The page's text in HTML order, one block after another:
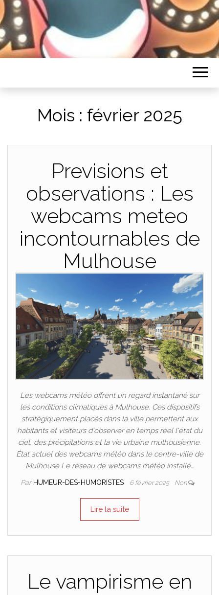
HUMORISTES
Mois : février 2025
Previsions et
observations : Les
webcams meteo
incontournables de
Mulhouse
Les webcams météo offrent un regard instantané sur
les conditions climatiques à Mulhouse. Ces dispositifs
stratégiquement placés dans la ville permettent aux
habitants et visiteurs d'observer en temps réel l'état du
ciel, des précipitations et la vie urbaine mulhousienne.
État actuel des webcams météo dans le centre-ville de
Mulhouse Le réseau de webcams météo installé…
Par HUMEUR-DES-HUMORISTES 6 février 2025 Non
Lire la suite
Le vampirisme en